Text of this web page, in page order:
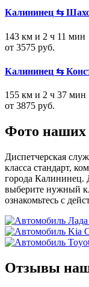
Калининец ⇆
143 км и 2 ч 11 мин
от 3575 руб.
Калининец ⇆
155 км и 2 ч 37 мин
от 3875 руб.
Фото наших
Диспетчерская
класса стандарт,
города Калининец.
выберите нужный
ознакомьтесь с
Отзывы